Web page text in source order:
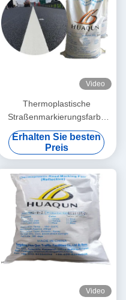
Video
Thermoplastische
Straßenmarkierungsfarbe
Schnelle Trocknung ≤3min
mit hoher
Temperaturbeständigkeit
180-220°C und anpassbaren
Farben
Erhalten Sie besten
Preis
Video